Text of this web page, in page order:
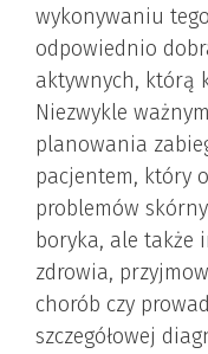
wykonywaniu
odpowiednio
aktywnych, którą
Niezwykle
planowania
pacjentem, który
problemów
boryka, ale także
zdrowia,
chorób czy
szczegółowej